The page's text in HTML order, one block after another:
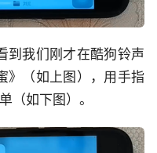
到我们刚才在酷狗铃声
》（如上图），用手指
（如下图）。